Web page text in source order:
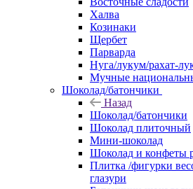
Халва
Козинаки
Щербет
Парварда
Нуга/лукум/рахат-
Мучные
Шоколад/батончики
Назад
Шоколад/батончики
Шоколад плиточный
Мини-шоколад
Шоколад и конфеты
Плитка /фигурки
глазури